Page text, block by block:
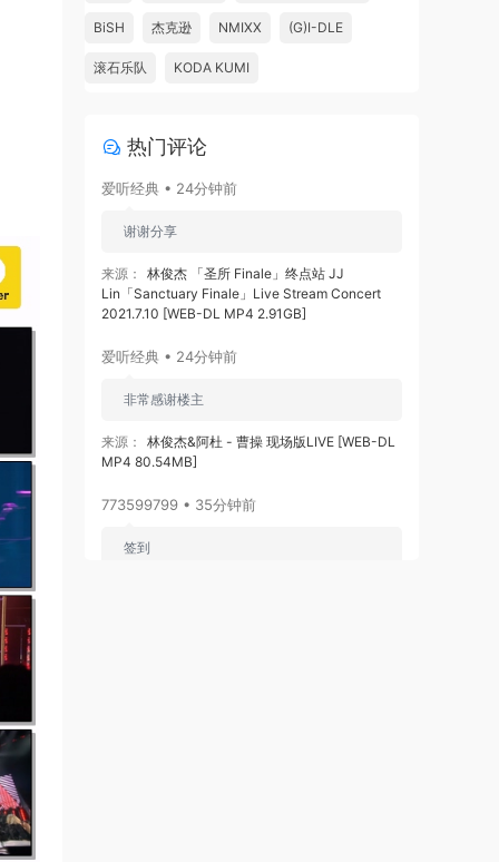
BiSH 杰克逊 NMIXX (G)I-DLE
滚石乐队 KODA KUMI
热门评论
爱听经典 • 24分钟前
谢谢分享
来源：
林俊杰 「圣所 Finale」终点站 JJ
Lin「Sanctuary Finale」Live Stream Concert
2021.7.10 [WEB-DL MP4 2.91GB]
爱听经典 • 24分钟前
非常感谢楼主
来源：
林俊杰&阿杜 - 曹操 现场版LIVE [WEB-DL
MP4 80.54MB]
773599799 • 35分钟前
签到